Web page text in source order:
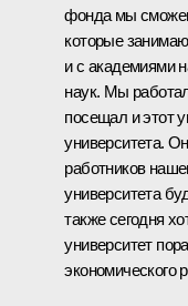
фонда мы
которые
и с академиями
наук. Мы
посещал и этот
университета.
работников
университета
также сегодня
университет
экономического